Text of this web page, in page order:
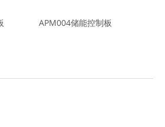
APM004储能控制板